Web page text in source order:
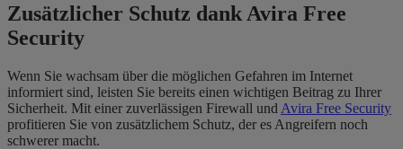
Zusätzlicher Schutz dank Avira Free
Security
Wenn Sie wachsam über die möglichen Gefahren im Internet
informiert sind, leisten Sie bereits einen wichtigen Beitrag zu Ihrer
Sicherheit. Mit einer zuverlässigen Firewall und Avira Free Security
profitieren Sie von zusätzlichem Schutz, der es Angreifern noch
schwerer macht.